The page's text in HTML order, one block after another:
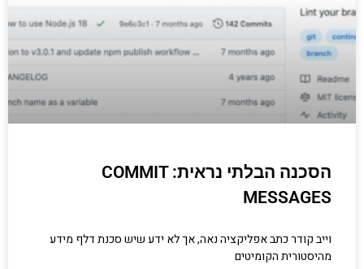
הסכנה הבלתי נראית: COMMIT
MESSAGES
וייב קודר כתב אפליקציה נאה, אך לא ידע שיש סכנת דלף מידע
מהיסטורית הקומיטים